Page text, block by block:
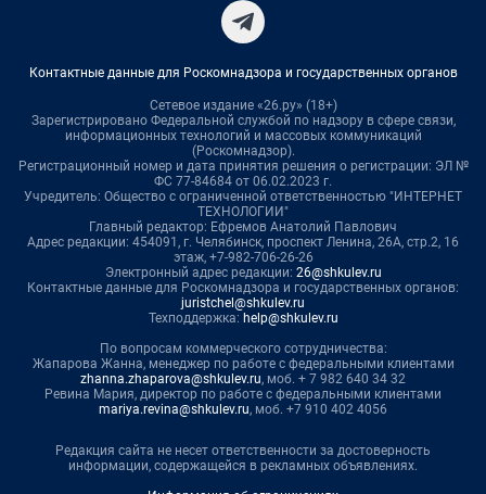
Контактные данные для Роскомнадзора и государственных органов
Сетевое издание «26.ру» (18+)
Зарегистрировано Федеральной службой по надзору в сфере связи,
информационных технологий и массовых коммуникаций
(Роскомнадзор).
Регистрационный номер и дата принятия решения о регистрации: ЭЛ №
ФС 77-84684 от 06.02.2023 г.
Учредитель: Общество с ограниченной ответственностью "ИНТЕРНЕТ
ТЕХНОЛОГИИ"
Главный редактор: Ефремов Анатолий Павлович
Адрес редакции: 454091, г. Челябинск, проспект Ленина, 26А, стр.2, 16
этаж, +7-982-706-26-26
Электронный адрес редакции: 26@shkulev.ru
Контактные данные для Роскомнадзора и государственных органов:
juristchel@shkulev.ru
Техподдержка: help@shkulev.ru
По вопросам коммерческого сотрудничества:
Жапарова Жанна, менеджер по работе с федеральными клиентами
zhanna.zhaparova@shkulev.ru, моб. + 7 982 640 34 32
Ревина Мария, директор по работе с федеральными клиентами
mariya.revina@shkulev.ru, моб. +7 910 402 4056
Редакция сайта не несет ответственности за достоверность
информации, содержащейся в рекламных объявлениях.